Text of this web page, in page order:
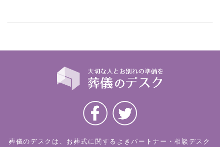
葬儀のデスクは、お葬式に関するよきパートナー・相談デスク